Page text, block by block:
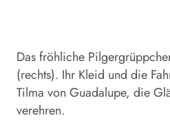
Das fröhliche
(rechts). Ihr Kleid und die
Tilma von Guadalupe, die
verehren.